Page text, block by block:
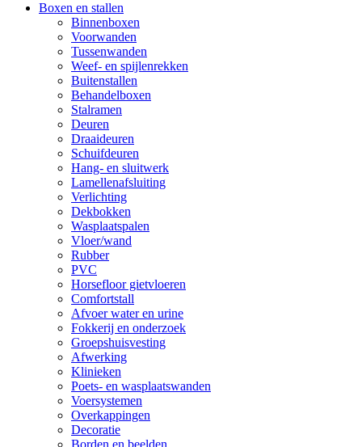
Boxen en stallen
Binnenboxen
Voorwanden
Tussenwanden
Weef- en spijlenrekken
Buitenstallen
Behandelboxen
Stalramen
Deuren
Draaideuren
Schuifdeuren
Hang- en sluitwerk
Lamellenafsluiting
Verlichting
Dekbokken
Wasplaatspalen
Vloer/wand
Rubber
PVC
Horsefloor gietvloeren
Comfortstall
Afvoer water en urine
Fokkerij en onderzoek
Groepshuisvesting
Afwerking
Klinieken
Poets- en wasplaatswanden
Voersystemen
Overkappingen
Decoratie
Borden en beelden